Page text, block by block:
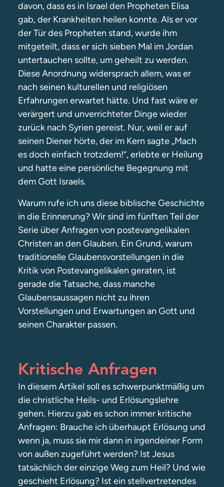
davon, dass es in Israel den Propheten Elisa
gab, der Krankheiten heilen konnte. Als er vor
der Tür des Propheten stand, wurde ihm
mitgeteilt, dass er sich sieben Mal im Jordan
untertauchen sollte, um geheilt zu werden.
Diese Anordnung widersprach allem, was er
nach seinen kulturellen und religiösen
Erfahrungen erwartet hätte. Und fast wäre er
verärgert und unverrichteter Dinge wieder
zurück nach Syrien gereist. Nur, weil er auf
seinen Diener hörte, der im Kern sagte „Mach
es doch einfach trotzdem!“, erlebte er Heilung
und hatte eine persönliche Begegnung mit
dem Gott Israels.
Warum rufe ich uns diese biblische Geschichte
in die Erinnerung? Wir sind im fünften Teil der
Serie über Anfragen von postevangelikalen
Christen an den Glauben. Ein Grund, warum
traditionelle Glaubensvorstellungen in die
Kritik von Postevangelikalen geraten, ist
gerade die Tatsache, dass manche
Glaubensaussagen nicht zu ihren
Vorstellungen und Erwartungen an Gott und
seinen Charakter passen.
Kritische Anfragen
In diesem Artikel soll es schwerpunktmäßig um
die christliche Heils- und Erlösungslehre
gehen. Hierzu gab es schon immer kritische
Anfragen: Brauche ich überhaupt Erlösung und
wenn ja, muss sie mir dann in irgendeiner Form
von außen zugeführt werden? Ist Jesus
tatsächlich der einzige Weg zum Heil? Und wie
geschieht Erlösung? Ist ein stellvertretendes